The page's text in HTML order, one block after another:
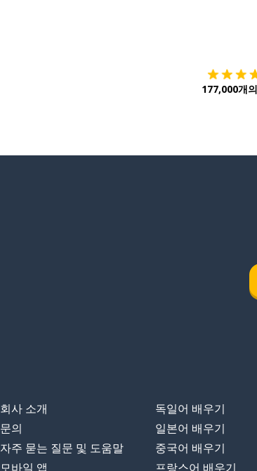
177,000개
회사 소개
문의
자주 묻는 질문 및 도움말
모바일 앱
독일어 배우기
일본어 배우기
중국어 배우기
프랑스어 배우기